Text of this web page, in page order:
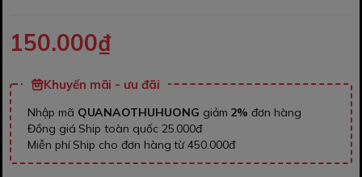
150.000₫
Khuyến mãi - ưu đãi
Nhập mã QUANAOTHUHUONG giảm 2% đơn hàng
Đồng giá Ship toàn quốc 25.000đ
Miễn phí Ship cho đơn hàng từ 450.000đ